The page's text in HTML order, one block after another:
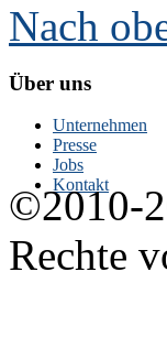
Nach
Über uns
Unternehmen
Presse
Jobs
Kontakt
©2010-
Rechte